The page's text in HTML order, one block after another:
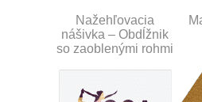
Nažehľovacia
nášivka – Obdĺžnik
so zaoblenými rohmi